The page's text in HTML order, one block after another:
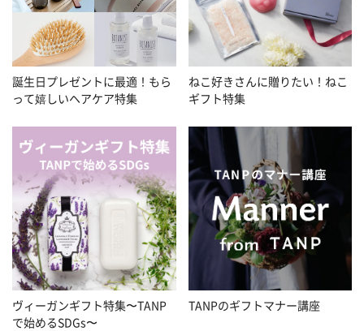
誕生日プレゼントに最適！もら
って嬉しいヘアケア特集
ねこ好きさんに贈りたい！ねこ
ギフト特集
ヴィーガンギフト特集〜TANP
で始めるSDGs〜
TANPのギフトマナー講座